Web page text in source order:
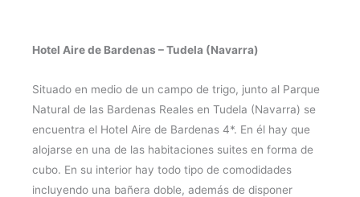
Hotel Aire de Bardenas – Tudela (Navarra)
Situado en medio de un campo de trigo, junto al Parque
Natural de las Bardenas Reales en Tudela (Navarra) se
encuentra el Hotel Aire de Bardenas 4*. En él hay que
alojarse en una de las habitaciones suites en forma de
cubo. En su interior hay todo tipo de comodidades
incluyendo una bañera doble, además de disponer